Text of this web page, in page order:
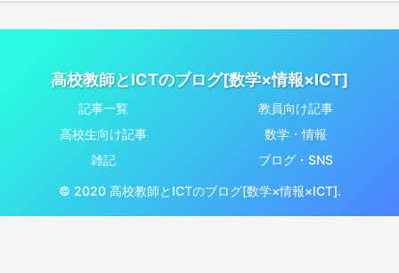
高校教師とICTのブログ[数学×情報×ICT]
記事一覧
教員向け記事
高校生向け記事
数学・情報
雑記
ブログ・SNS
© 2020 高校教師とICTのブログ[数学×情報×ICT].